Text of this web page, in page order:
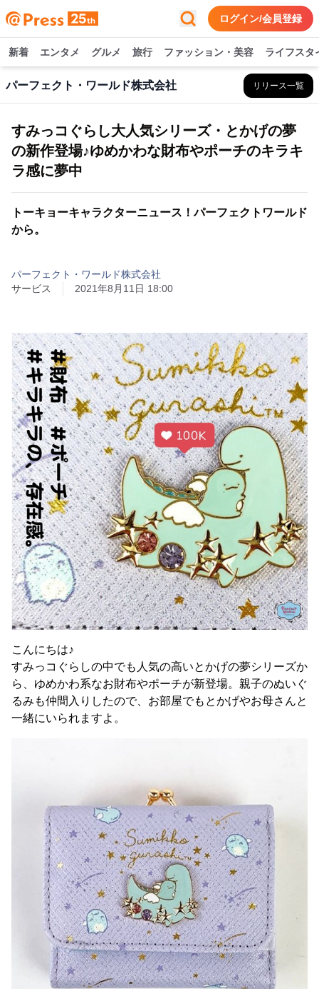
ログイン/会員登録
新着 エンタメ グルメ 旅行 ファッション・美容 ライフスタ
パーフェクト・ワールド株式会社 リリース一覧
すみっコぐらし大人気シリーズ・とかげの夢
の新作登場♪ゆめかわな財布やポーチのキラキ
ラ感に夢中
トーキョーキャラクターニュース！パーフェクトワールド
から。
パーフェクト・ワールド株式会社
サービス
2021年8月11日 18:00
こんにちは♪
すみっコぐらしの中でも人気の高いとかげの夢シリーズか
ら、ゆめかわ系なお財布やポーチが新登場。親子のぬいぐ
るみも仲間入りしたので、お部屋でもとかげやお母さんと
一緒にいられますよ。